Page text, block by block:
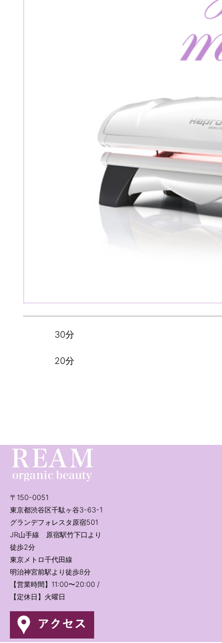
30分
20分
〒150-0051
東京都渋谷区千駄ヶ谷3-63-1
グランデフォレスタ原宿501
JR山手線 原宿駅竹下口より
徒歩2分
東京メトロ千代田線
明治神宮前駅より徒歩8分
【営業時間】11:00〜20:00 /
【定休日】火曜日